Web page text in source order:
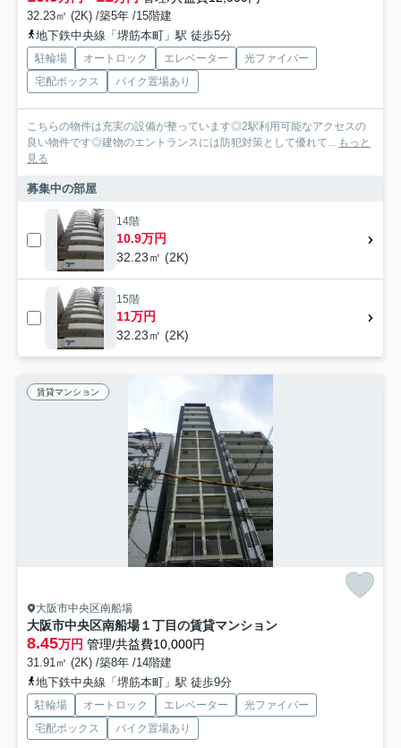
32.23㎡ (2K) /築5年 /15階建
地下鉄中央線「堺筋本町」駅 徒歩5分
駐輪場 オートロック エレベーター
光ファイバー
宅配ボックス
バイク置場あり
こちらの物件は充実の設備が整っています◎2駅利用可能なアクセスの
良い物件です◎建物のエントランスには防犯対策として優れて... もっと
見る
募集中の部屋
14階
10.9万円
32.23㎡ (2K)
15階
11万円
32.23㎡ (2K)
賃貸マンション
大阪市中央区南船場
大阪市中央区南船場１丁目の賃貸マンション
8.45万円 管理/共益費10,000円
31.91㎡ (2K) /築8年 /14階建
地下鉄中央線「堺筋本町」駅 徒歩9分
駐輪場 オートロック エレベーター
光ファイバー
宅配ボックス
バイク置場あり